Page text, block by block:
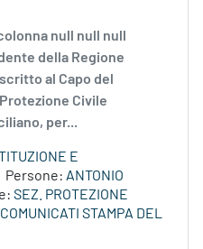
null null null
della Regione
al Capo del
Civile
per...
E
Persone: ANTONIO
SEZ. PROTEZIONE
COMUNICATI STAMPA DEL